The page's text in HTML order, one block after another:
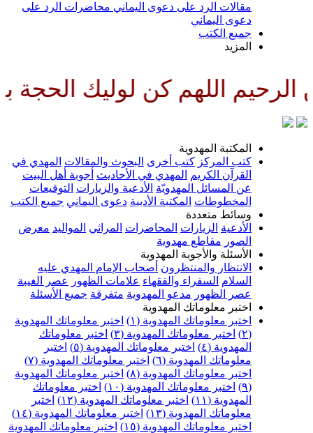
الرد على دعوى اليماني محاضرات الرد على
كن لوليك الحجة بن الحسن
المهدوية
كتب أخرى البحوث والمقالات المهدي في
المهدي في الأحاديث أجوبة أهل البيت
المسائل المهدويّة الأدعية والزيارات التوقيعات
المكتبة الأدبية دعوى اليماني جميع الكتب
متعددة
الزيارات المحاضرات المراثي المواليد معرض
مقاطع مهدوية
والأجوبة المهدوية
والمنتظرون أصحاب الإمام المهدي عليه
السفراء والفقهاء علامات الظهور عصر الغيبة
مدعو المهدوية متفرقة جميع الأسئلة
معلوماتك المهدوية
معلوماتك المهدوية (١)
اختبر معلوماتك المهدوية
اختبر معلوماتك المهدوية (٣)
اختبر معلوماتك
اختبر معلوماتك المهدوية (٥)
اختبر
المهدوية (٦)
اختبر معلوماتك المهدوية (٧)
معلوماتك المهدوية (٨)
اختبر معلوماتك المهدوية
اختبر معلوماتك المهدوية (١٠)
اختبر معلوماتك
اختبر معلوماتك المهدوية (١٢)
اختبر
المهدوية (١٣)
اختبر معلوماتك المهدوية (١٤)
معلوماتك المهدوية (١٥)
اختبر معلوماتك المهدوية